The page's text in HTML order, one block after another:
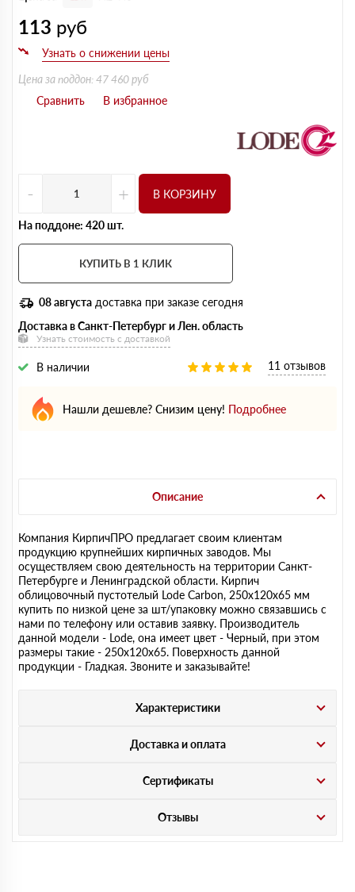
113 руб
Цена за поддон: 47 460 руб
- + В КОРЗИНУ
На поддоне: 420 шт.
КУПИТЬ В 1 КЛИК
08 августа доставка при заказе сегодня
Доставка в Санкт-Петербург и Лен. область
Узнать стоимость с доставкой
В наличии 11 отзывов
Нашли дешевле? Снизим цену! Подробнее
Описание
Компания КирпичПРО предлагает своим клиентам
продукцию крупнейших кирпичных заводов. Мы
осуществляем свою деятельность на территории Санкт-
Петербурге и Ленинградской области. Кирпич
облицовочный пустотелый Lode Carbon, 250х120х65 мм
купить по низкой цене за шт/упаковку можно связавшись с
нами по телефону или оставив заявку. Производитель
данной модели - Lode, она имеет цвет - Черный, при этом
размеры такие - 250х120х65. Поверхность данной
продукции - Гладкая. Звоните и заказывайте!
Характеристики
Доставка и оплата
Сертификаты
Отзывы